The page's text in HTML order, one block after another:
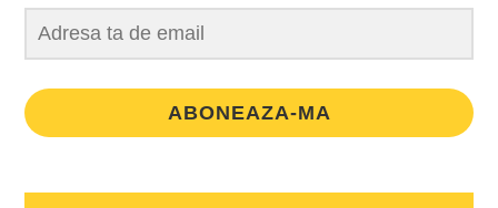
ABONEAZA-MA